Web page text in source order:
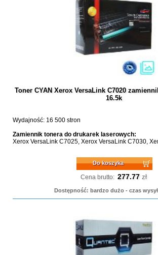
Toner CYAN Xerox VersaLink C7020
16.5k
Wydajność: 16 500 stron
Zamiennik tonera do drukarek laserowych:
Xerox VersaLink C7025, Xerox VersaLink C7030,
Do koszyka
Cena brutto: 277.77 zł
Dostępność: bardzo dużo - czas